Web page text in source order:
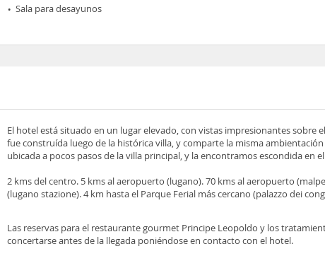
Sala para desayunos
El hotel está situado en un lugar elevado, con vistas impresionantes sobre
fue construída luego de la histórica villa, y comparte la misma
ubicada a pocos pasos de la villa principal, y la encontramos escondida en
2 kms del centro. 5 kms al aeropuerto (lugano). 70 kms al aeropuerto
(lugano stazione). 4 km hasta el Parque Ferial más cercano (palazzo dei
Las reservas para el restaurante gourmet Principe Leopoldo y los
concertarse antes de la llegada poniéndose en contacto con el hotel.